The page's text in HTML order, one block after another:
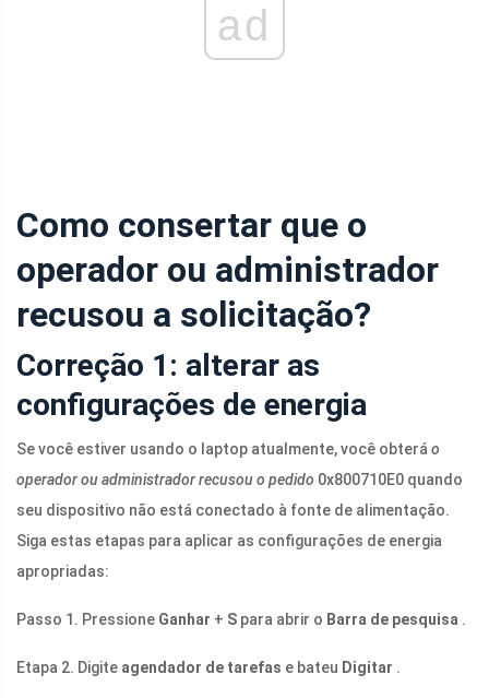
ad
Como consertar que o
operador ou administrador
recusou a solicitação?
Correção 1: alterar as
configurações de energia
Se você estiver usando o laptop atualmente, você obterá o
operador ou administrador recusou o pedido 0x800710E0 quando
seu dispositivo não está conectado à fonte de alimentação.
Siga estas etapas para aplicar as configurações de energia
apropriadas:
Passo 1. Pressione Ganhar + S para abrir o Barra de pesquisa .
Etapa 2. Digite agendador de tarefas e bateu Digitar .